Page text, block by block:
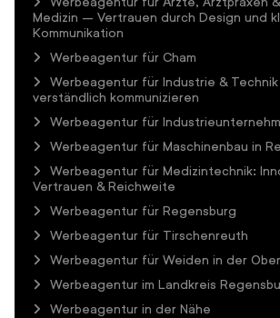
Medizin – Vertrauen durch Design und
Kommunikation
Werbeagentur für Cham
Werbeagentur für Industrie &
verständlich kommunizieren
Werbeagentur für
Werbeagentur für Maschinenbau in
Werbeagentur für Medizintechnik:
Vertrauen & Reichweite
Werbeagentur für Regensburg
Werbeagentur für Tirschenreuth
Werbeagentur für Weiden in der
Werbeagentur im Landkreis
Werbeagentur in der Nähe